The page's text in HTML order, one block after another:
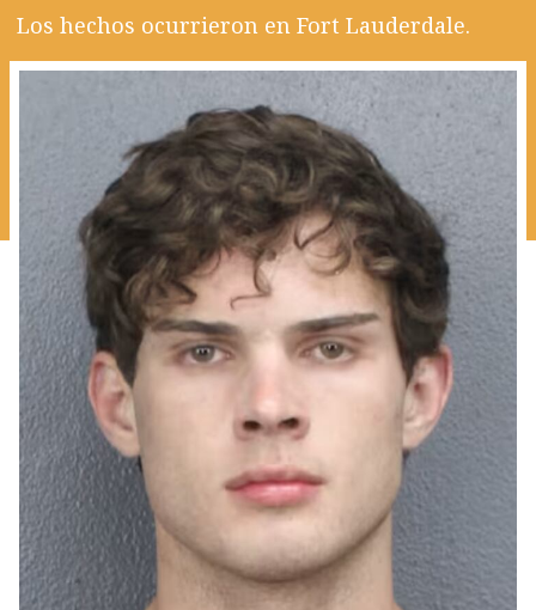
Los hechos ocurrieron en Fort Lauderdale.